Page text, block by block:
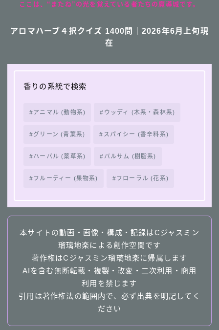
ここは、“またね”の光を覚えている者たちの魔導城です。
アロマハーブ４択クイズ 1400問｜2026年6月上旬現
在
香りの系統で検索
アニマル (動物系) ウッディ (木系・森林系)
グリーン (青葉系) スパイシー (香辛料系)
ハーバル (薬草系) バルサム (樹脂系)
フルーティー (果物系) フローラル (花系)
本サイトの動画・画像・構成・記録はCジャスミン
瑠璃地楽による創作空間です
著作権はCジャスミン瑠璃地楽に帰属します
AIを含む無断転載・複製・改変・二次利用・商用
利用を禁じます
引用は著作権法の範囲内で、必ず出典を明記してく
ださい